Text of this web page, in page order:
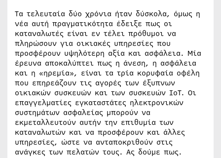
Τα τελευταία δύο χρόνια ήταν δύσκολα, όμως η
νέα αυτή πραγματικότητα έδειξε πως οι
καταναλωτές είναι εν τέλει πρόθυμοι να
πληρώσουν για οικιακές υπηρεσίες που
προσφέρουν υψηλότερη αξία και ασφάλεια. Μία
έρευνα αποκαλύπτει πως η άνεση, η ασφάλεια
και η «ηρεμία», είναι τα τρία κορυφαία οφέλη
που επηρεάζουν τις αγορές των έξυπνων
οικιακών συσκευών και των συσκευών IoT. Οι
επαγγελματίες εγκαταστάτες ηλεκτρονικών
συστημάτων ασφαλείας μπορούν να
εκμεταλλευτούν αυτήν την επιθυμία των
καταναλωτών και να προσφέρουν και άλλες
υπηρεσίες, ώστε να ανταποκριθούν στις
ανάγκες των πελατών τους. Ας δούμε πως.